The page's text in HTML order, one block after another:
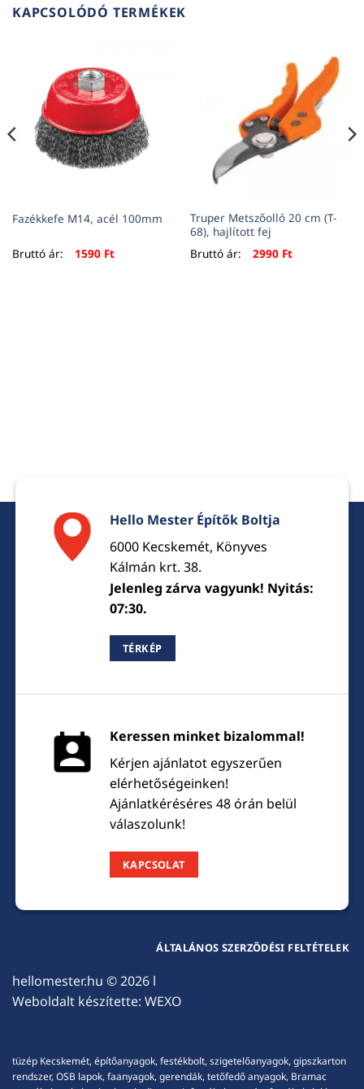
KAPCSOLÓDÓ TERMÉKEK
Fazékkefe M14, acél 100mm
Bruttó ár: 1590 Ft
Truper Metszőolló 20 cm (T-
68), hajlított fej
Bruttó ár:
2990 Ft
Hello Mester Építők Boltja
6000 Kecskemét, Könyves
Kálmán krt. 38.
Jelenleg zárva vagyunk! Nyitás:
07:30.
TÉRKÉP
Keressen minket bizalommal!
Kérjen ajánlatot egyszerűen
elérhetőségeinken!
Ajánlatkéréséres 48 órán belül
válaszolunk!
KAPCSOLAT
hellomester.hu © 2026 l
Weboldalt készítette: WEXO
ÁLTALÁNOS SZERZŐDÉSI FELTÉTELEK
tüzép Kecskemét, építőanyagok, festékbolt, szigetelőanyagok, gipszkarton
rendszer, OSB lapok, faanyagok, gerendák, tetőfedő anyagok, Bramac